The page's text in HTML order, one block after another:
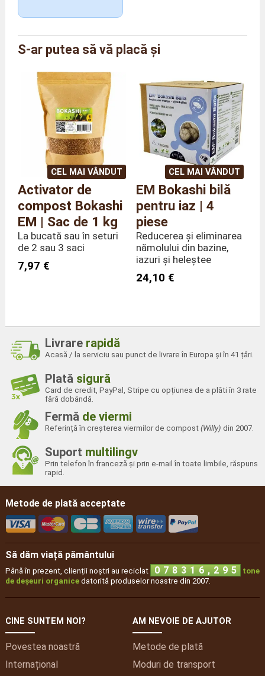
Marcă
Agriton
Referință
MĂrime
Sac de 25 kg
Greutate
25,0 kilograme
S-ar putea să vă placă și
CEL MAI VÂNDUT
Activator de
compost Bokashi
EM | Sac de 1 kg
La bucată sau în seturi
de 2 sau 3 saci
7,97 €
CEL MAI VÂNDUT
EM Bokashi bilă
pentru iaz | 4
piese
Reducerea și eliminarea
nămolului din bazine,
iazuri și heleștee
24,10 €
Livrare rapidă
Acasă / la serviciu sau punct de livrare în Europa și în 41 țări.
Plată sigură
Card de credit, PayPal, Stripe cu opțiunea de a plăti în 3 rate
fără dobândă.
Fermă de viermi
Referință în creșterea viermilor de compost(Willy) din 2007.
Suport multilingv
Prin telefon în franceză și prin e-mail în toate limbile, răspuns
rapid.
Metode de plată acceptate
Să dăm viață pământului
Până în prezent, clienții noștri au reciclat 0 7 8 3 1 6 , 2 9 5
tone
de deșeuri organicedatorită produselor noastre din 2007.
CINE SUNTEM NOI?
Povestea noastră
Internațional
AM NEVOIE DE AJUTOR
Metode de plată
Moduri de transport